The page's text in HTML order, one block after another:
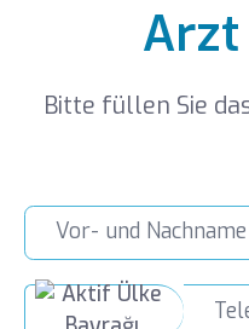
Bitte füllen Sie